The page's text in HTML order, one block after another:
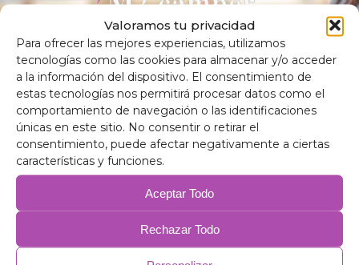
Valoramos tu privacidad
Para ofrecer las mejores experiencias, utilizamos
tecnologías como las cookies para almacenar y/o acceder
a la información del dispositivo. El consentimiento de
estas tecnologías nos permitirá procesar datos como el
comportamiento de navegación o las identificaciones
únicas en este sitio. No consentir o retirar el
consentimiento, puede afectar negativamente a ciertas
características y funciones.
Aceptar Todo
Rechazar Todo
Descobreix qualitat i confort dels nostres aïllants tèrmics
enfosquidors i matalassos per a vehicles. Optimitza la teva
experiència a la carretera amb M2 Camper.
Contacte
Carrer de Numància, 30, 08184 Palau-solità i Plegamans,